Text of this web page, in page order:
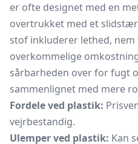
er ofte designet med en
overtrukket med et
stof inkluderer lethed,
overkommelige
sårbarheden over for fugt
sammenlignet med mere
Fordele ved plastik:
vejrbestandig.
Ulemper ved plastik: Kan